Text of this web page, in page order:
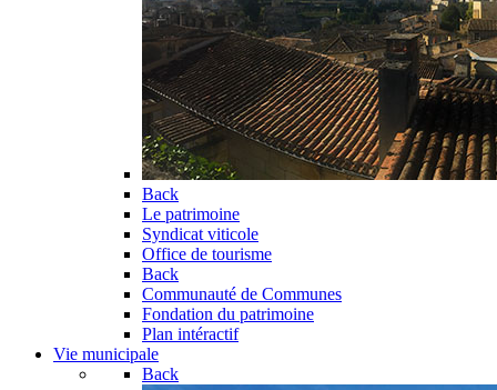
Back
Le patrimoine
Syndicat viticole
Office de tourisme
Back
Communauté de Communes
Fondation du patrimoine
Plan intéractif
Vie municipale
Back